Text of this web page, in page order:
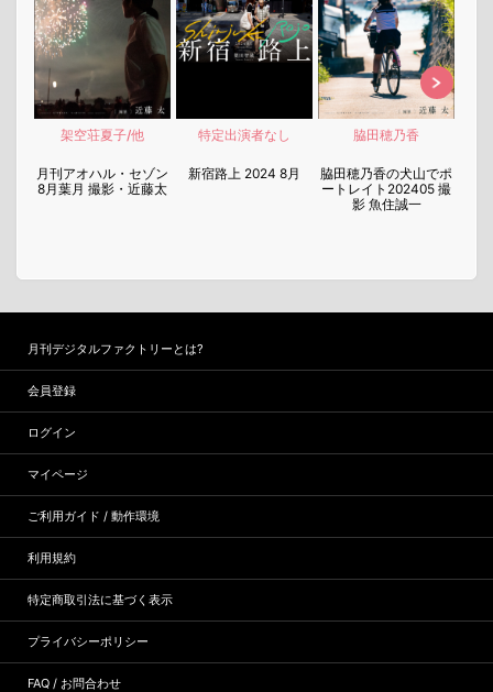
架空荘夏子/他
月刊アオハル・セゾン
8月葉月 撮影・近藤太
特定出演者なし
新宿路上 2024 8月
脇田穂乃香
脇田穂乃香の犬山でポ
ートレイト202405 撮
影 魚住誠一
月刊デジタルファクトリーとは?
会員登録
ログイン
マイページ
ご利用ガイド / 動作環境
利用規約
特定商取引法に基づく表示
プライバシーポリシー
FAQ / お問合わせ